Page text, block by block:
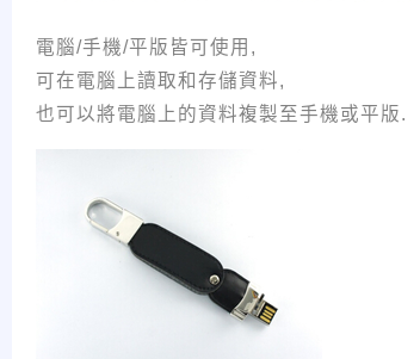
電腦/手機/平版皆可使用,
可在電腦上讀取和存儲資料,
也可以將電腦上的資料複製至手機或平版.